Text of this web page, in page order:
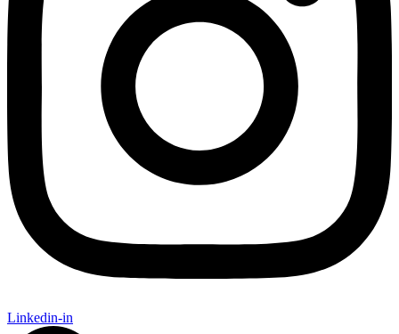
Linkedin-in